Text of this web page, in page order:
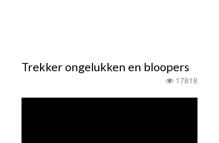
Trekker ongelukken en bloopers
17818